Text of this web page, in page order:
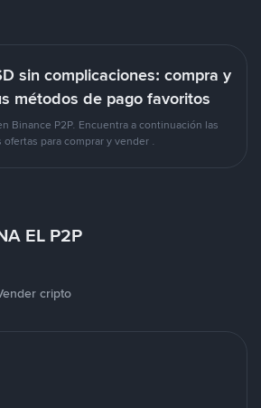
sin complicaciones: compra y
métodos de pago favoritos
Binance P2P. Encuentra a continuación las
ofertas para comprar y vender .
EL P2P
cripto